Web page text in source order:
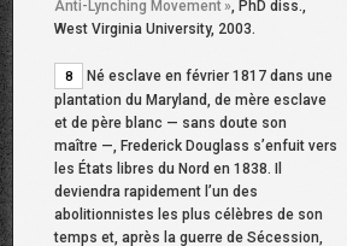
Anti-Lynching Movement », PhD diss.,
West Virginia University, 2003.
8
Né esclave en février 1817 dans une
plantation du Maryland, de mère esclave
et de père blanc — sans doute son
maître —, Frederick Douglass s’enfuit vers
les États libres du Nord en 1838. Il
deviendra rapidement l’un des
abolitionnistes les plus célèbres de son
temps et, après la guerre de Sécession,